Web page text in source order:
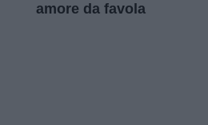
amore da favola